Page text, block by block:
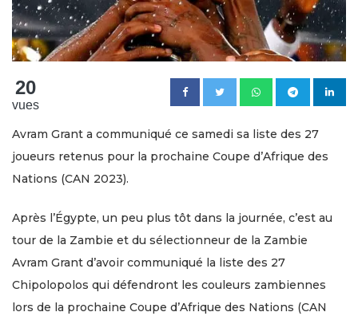
20
vues
Avram Grant a communiqué ce samedi sa liste des 27
joueurs retenus pour la prochaine Coupe d’Afrique des
Nations (CAN 2023).
Après l’Égypte, un peu plus tôt dans la journée, c’est au
tour de la Zambie et du sélectionneur de la Zambie
Avram Grant d’avoir communiqué la liste des 27
Chipolopolos qui défendront les couleurs zambiennes
lors de la prochaine Coupe d’Afrique des Nations (CAN